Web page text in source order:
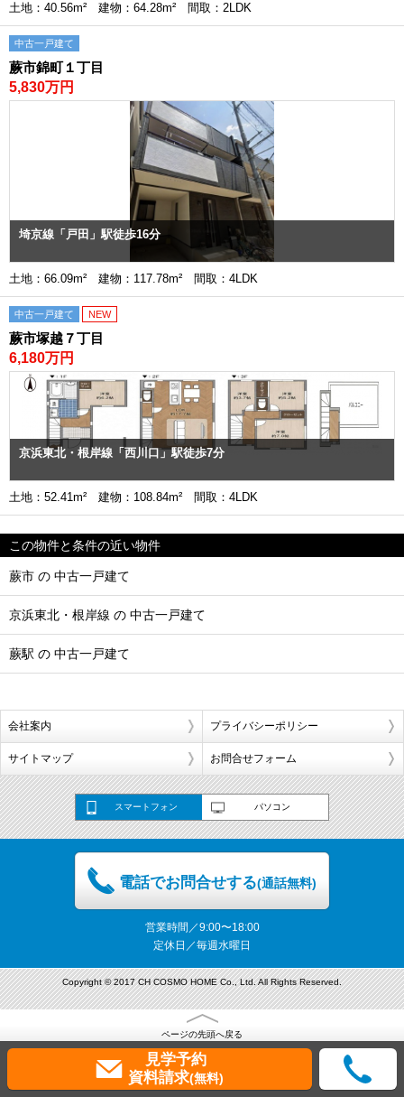
土地：40.56m² 建物：64.28m² 間取：2LDK
中古一戸建て
蕨市錦町１丁目
5,830万円
埼京線「戸田」駅徒歩16分
土地：66.09m² 建物：117.78m² 間取：4LDK
中古一戸建て NEW
蕨市塚越７丁目
6,180万円
京浜東北・根岸線「西川口」駅徒歩7分
土地：52.41m² 建物：108.84m² 間取：4LDK
この物件と条件の近い物件
蕨市 の 中古一戸建て
京浜東北・根岸線 の 中古一戸建て
蕨駅 の 中古一戸建て
会社案内 プライバシーポリシー
サイトマップ お問合せフォーム
スマートフォン パソコン
電話でお問合せする(通話無料)
営業時間／9:00〜18:00
定休日／毎週水曜日
Copyright © 2017 CH COSMO HOME Co., Ltd. All Rights Reserved.
ページの先頭へ戻る
見学予約
資料請求(無料)